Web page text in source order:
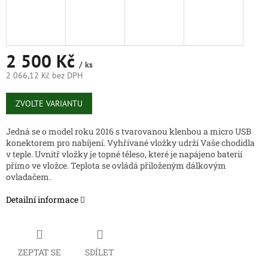
2 500 Kč / ks
2 066,12 Kč bez DPH
Měrná
cena:
ZVOLTE VARIANTU
Jedná se o model roku 2016 s tvarovanou klenbou a micro USB
konektorem pro nabíjení. Vyhřívané vložky udrží Vaše chodidla
v teple. Uvnitř vložky je topné těleso, které je napájeno baterií
přímo ve vložce. Teplota se ovládá přiloženým dálkovým
ovladačem.
Detailní informace
ZEPTAT SE SDÍLET